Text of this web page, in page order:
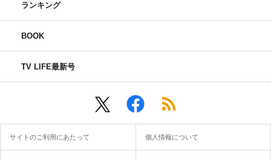
ランキング
BOOK
TV LIFE最新号
サイトのご利用にあたって 個人情報について